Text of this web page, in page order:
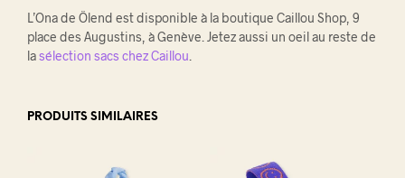
L’Ona de Ölend est disponible à la boutique Caillou Shop, 9
place des Augustins, à Genève. Jetez aussi un oeil au reste de
lasélection sacs chez Caillou
PRODUITS SIMILAIRES